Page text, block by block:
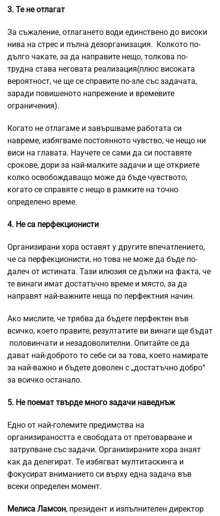
3. Те не отлагат
За съжаление, отлагането води единствено до високи
нива на стрес и пълна дезорганизация. Колкото по-
дълго чакате, за да направите нещо, толкова по-
трудна става неговата реализация(плюс високата
вероятност, че ще се справите по-зле със задачата,
заради повишеното напрежение и времевите
ограничения).
Когато не отлагаме и завършваме работата си
навреме, избягваме постоянното чувство, че нещо ни
виси на главата. Научете се сами да си поставяте
срокове, дори за най-малките задачи и ще откриете
колко освобождаващо може да бъде чувството,
когато се справяте с нещо в рамките на точно
определено време.
4. Не са перфекционисти
Организирани хора оставят у другите впечатлението,
че са перфекционисти, но това не може да бъде по-
далеч от истината. Тази илюзия се дължи на факта, че
те винаги имат достатъчно време и място, за да
направят най-важните неща по перфектния начин.
Ако мислите, че трябва да бъдете перфектен във
всичко, което правите, резултатите ви винаги ще бъдат
половинчати и незадоволителни. Опитайте се да
дават най-доброто то себе си за това, което намирате
за най-важно и бъдете доволен с „достатъчно добро“
за всичко останало.
5. Не поемат твърде много задачи наведнъж
Едно от най-големите предимства на
организираността е свободата от претоварване и
затрупване със задачи. Организираните хора знаят
как да делегират. Те избягват мултитаскинга и
фокусират вниманието си върху една задача във
всеки определен момент.
Мелиса Ламсон, президент и изпълнителен директор